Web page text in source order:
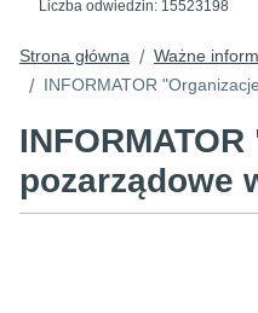
Liczba odwiedzin: 15523198
Strona główna / Ważne
/ INFORMATOR
pozarządowe